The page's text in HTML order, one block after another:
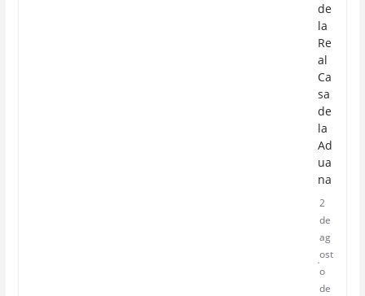
de
la
Re
al
Ca
sa
de
la
Ad
ua
na
2
de
ag
ost
o
de